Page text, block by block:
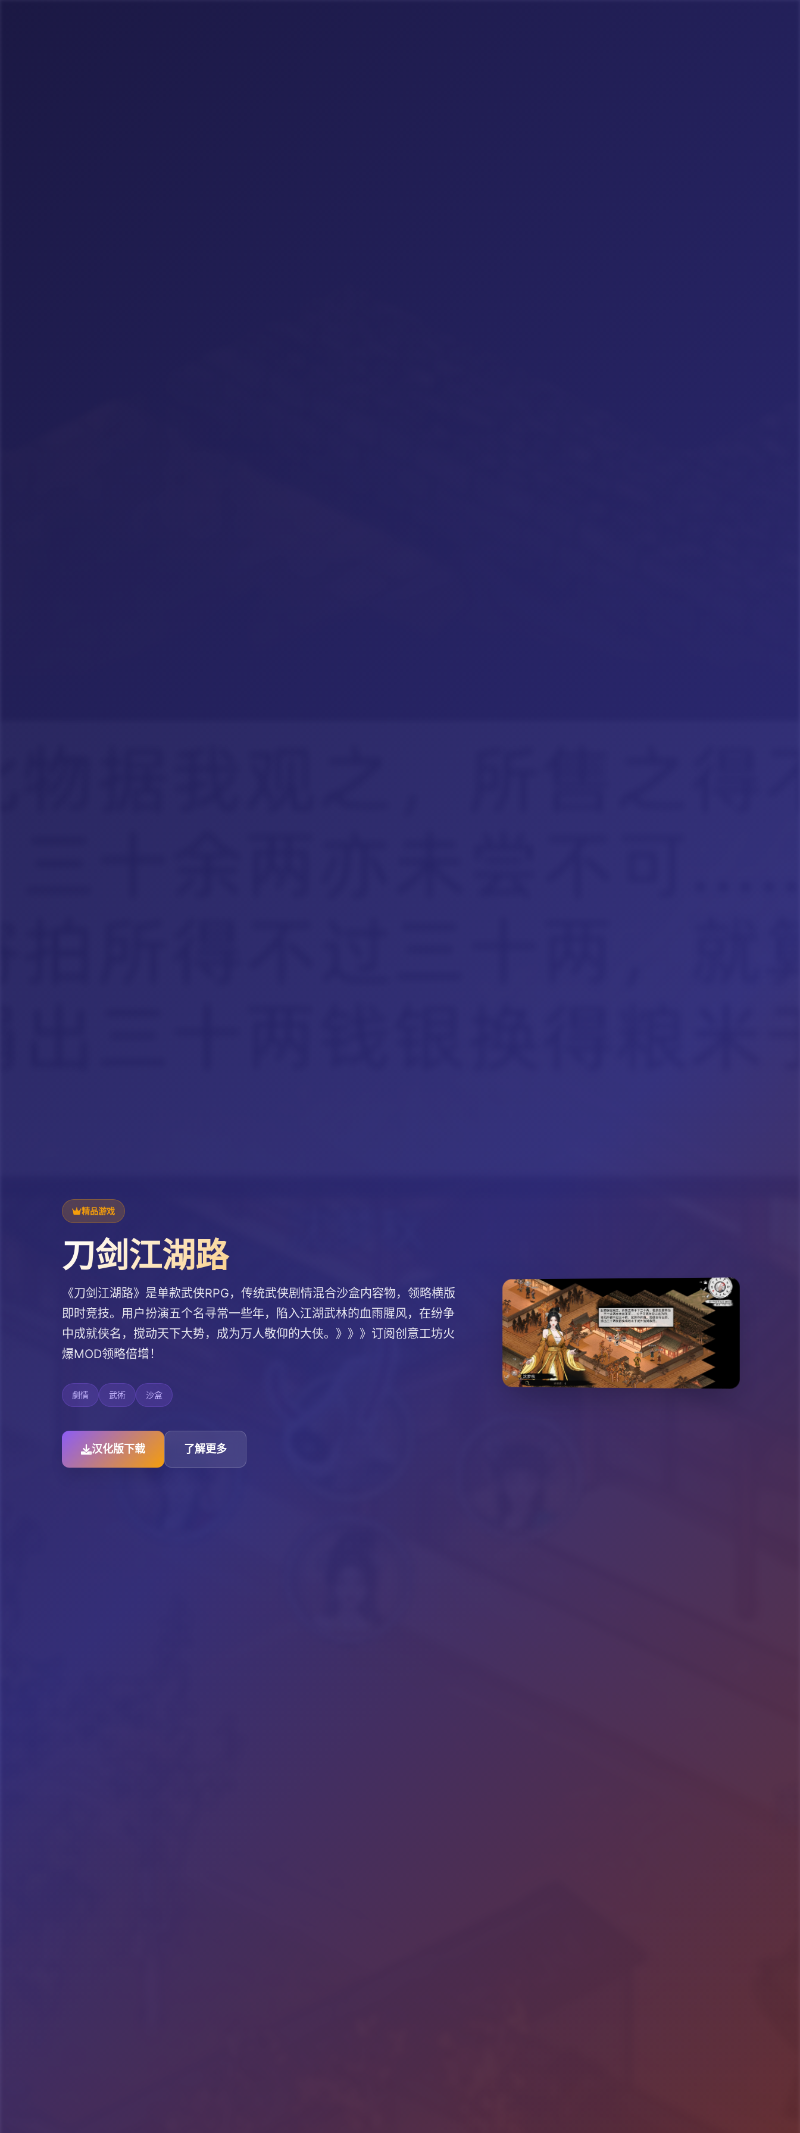
精品游戏
刀剑江湖路
《刀剑江湖路》是单款武侠RPG，传统武侠剧情混合沙盒内容物，领略横版
即时竞技。用户扮演五个名寻常一些年，陷入江湖武林的血雨腥风，在纷争
中成就侠名，搅动天下大势，成为万人敬仰的大侠。》》》订阅创意工坊火
爆MOD领略倍增！
劇情 武術 沙盒
汉化版下载 了解更多